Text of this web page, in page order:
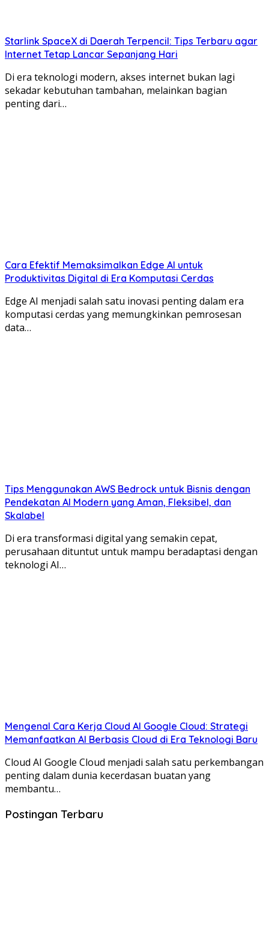
Starlink SpaceX di Daerah Terpencil: Tips Terbaru agar
Internet Tetap Lancar Sepanjang Hari
Di era teknologi modern, akses internet bukan lagi
sekadar kebutuhan tambahan, melainkan bagian
penting dari…
Cara Efektif Memaksimalkan Edge AI untuk
Produktivitas Digital di Era Komputasi Cerdas
Edge AI menjadi salah satu inovasi penting dalam era
komputasi cerdas yang memungkinkan pemrosesan
data…
Tips Menggunakan AWS Bedrock untuk Bisnis dengan
Pendekatan AI Modern yang Aman, Fleksibel, dan
Skalabel
Di era transformasi digital yang semakin cepat,
perusahaan dituntut untuk mampu beradaptasi dengan
teknologi AI…
Mengenal Cara Kerja Cloud AI Google Cloud: Strategi
Memanfaatkan AI Berbasis Cloud di Era Teknologi Baru
Cloud AI Google Cloud menjadi salah satu perkembangan
penting dalam dunia kecerdasan buatan yang
membantu…
Postingan Terbaru